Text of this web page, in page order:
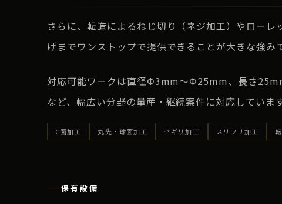
さらに、転造によるねじ切り（ネジ加工）やロー
げまでワンストップで提供できることが大きな強みで
対応可能ワークは直径Φ3mm〜Φ25mm、長さ
など、幅広い分野の量産・継続案件に対応しています
C面加工 丸先・球面加工 セギリ加工 スリワリ加工
保有設備